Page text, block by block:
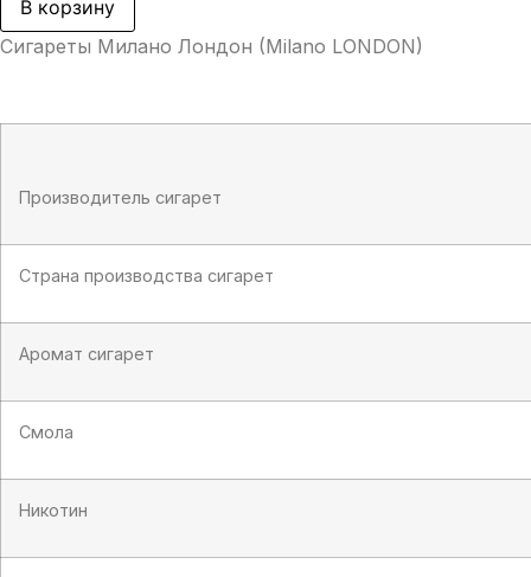
Лондон
(Milano
LONDON)
В корзину
Сигареты Милано Лондон (Milano LONDON)
Производитель сигарет
Страна производства сигарет
Аромат сигарет
Смола
Никотин